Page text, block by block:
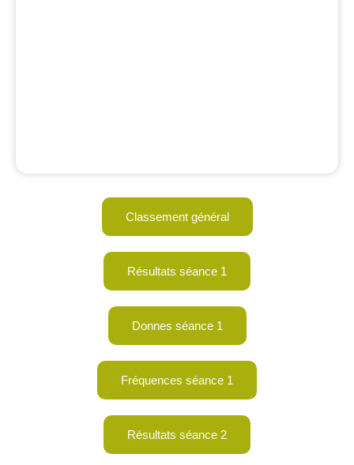
Classement général
Résultats séance 1
Donnes séance 1
Fréquences séance 1
Résultats séance 2